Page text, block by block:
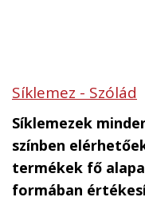
Síklemez - Szólád
Síklemezek
színben
termékek fő
formában